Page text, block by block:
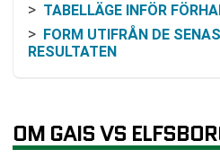
TABELLÄGE INFÖR
FORM UTIFRÅN DE
RESULTATEN
SÅ KAN MATCHEN
VANLIGA FRÅGOR OM
OM GAIS VS